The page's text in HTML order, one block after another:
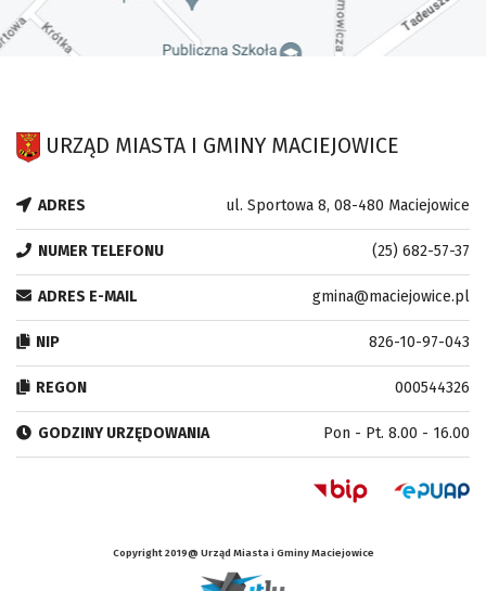
URZĄD MIASTA I GMINY MACIEJOWICE
ADRES ul. Sportowa 8, 08-480 Maciejowice
NUMER TELEFONU (25) 682-57-37
ADRES E-MAIL gmina@maciejowice.pl
NIP 826-10-97-043
REGON 000544326
GODZINY URZĘDOWANIA Pon - Pt. 8.00 - 16.00
Copyright 2019@ Urząd Miasta i Gminy Maciejowice